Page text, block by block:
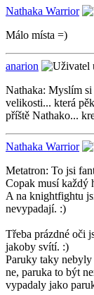
Nathaka Warrior
Málo místa =)
anarion
Nathaka: Myslím si
velikosti... která
příště Nathako...
Nathaka Warrior
Metatron: To jsi
Copak musí každý
A na knightfightu
nevypadají. :)
Třeba prázdné oči
jakoby svítí. :)
Paruky taky
ne, paruka to být
vypadaly jako